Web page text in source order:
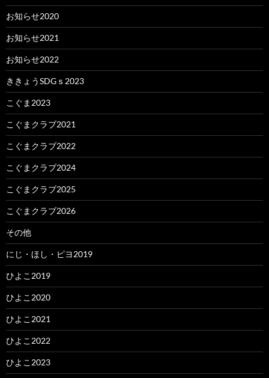
お知らせ2020
お知らせ2021
お知らせ2022
ききょうSDGｓ2023
こぐま2023
こぐまクラブ2021
こぐまクラブ2022
こぐまクラブ2024
こぐまクラブ2025
こぐまクラブ2026
その他
にじ・ほし・ピヨ2019
ひよこ2019
ひよこ2020
ひよこ2021
ひよこ2022
ひよこ2023